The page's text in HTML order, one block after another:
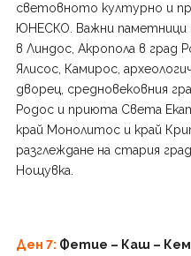
световното културно и
ЮНЕСКО. Важни паметници
в Линдос, Акропола в град
Ялисос, Камирос,
дворец, средновековния
Родос и приюта Света
край Монолитос и край
разглеждане на стария
Нощувка.
Ден 7: Фетие – Каш –